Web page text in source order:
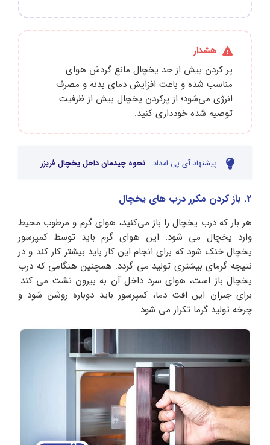
هشدار
پر کردن بیش از حد یخچال مانع گردش هوای
مناسب شده و باعث افزایش دمای بدنه و مصرف
انرژی می‌شود؛ از پرکردن یخچال بیش از ظرفیت
توصیه شده خودداری کنید.
پیشنهاد آی پی امداد: نحوه چیدمان داخل یخچال فریزر
2. باز کردن مکرر درب های یخچال
هر بار که درب یخچال را باز می‌کنید، هوای گرم و مرطوب محیط
وارد یخچال می‌ شود. این هوای گرم باید توسط کمپرسور
یخچال خنک شود که برای انجام این کار باید بیشتر کار کند و در
نتیجه گرمای بیشتری تولید می گردد. همچنین هنگامی که درب
یخچال باز است، هوای سرد داخل آن به بیرون نشت می‌ کند.
برای جبران این افت دما، کمپرسور باید دوباره روشن شود و
چرخه تولید گرما تکرار می‌ شود.